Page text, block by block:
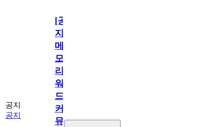
공지
공지
[공
지]
메
모
리
워
드
커
뮤